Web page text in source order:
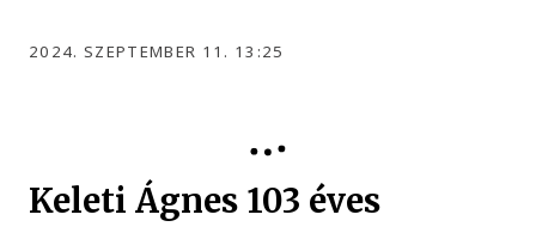
2024. SZEPTEMBER 11. 13:25
Keleti Ágnes 103 éves